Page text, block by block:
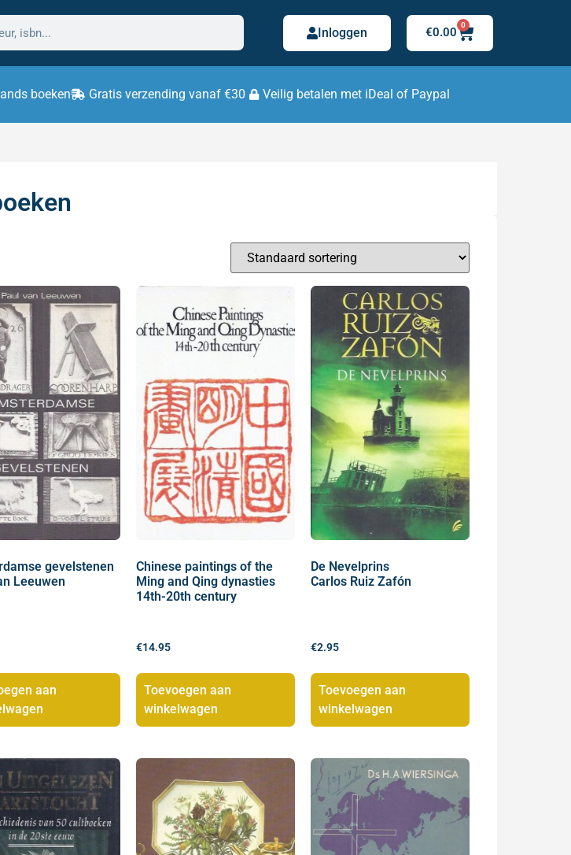
Inloggen €0.00
0
boeken Gratis verzending vanaf €30 Veilig betalen met iDeal of Paypal
gevelstenen
Leeuwen
aan
Chinese paintings of the
Ming and Qing dynasties
14th-20th century
€14.95
Toevoegen aan
winkelwagen
De Nevelprins
Carlos Ruiz Zafón
€2.95
Toevoegen aan
winkelwagen